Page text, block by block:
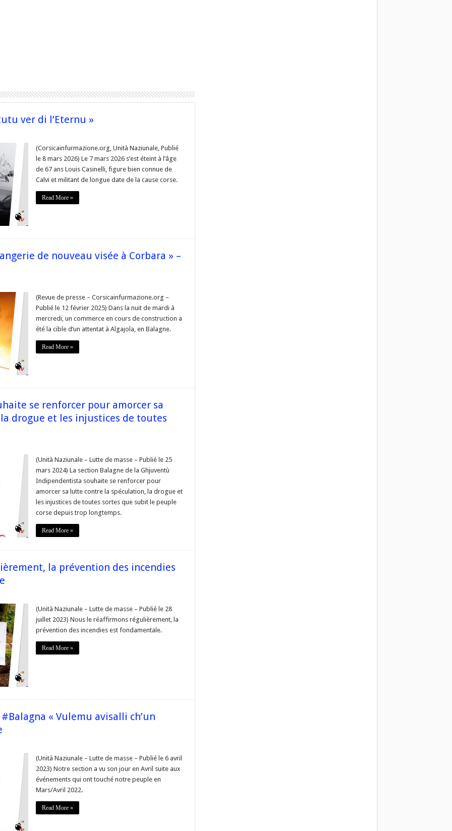
ver di l’Eternu »
(Corsicainfurmazione.org, Unità Naziunale, Publié
le 8 mars 2026) Le 7 mars 2026 s’est éteint à l’âge
de 67 ans Louis Casinelli, figure bien connue de
Calvi et militant de longue date de la cause corse.
Read More »
de nouveau visée à Corbara » –
»
(Revue de presse – Corsicainfurmazione.org –
Publié le 12 février 2025) Dans la nuit de mardi à
mercredi, un commerce en cours de construction a
été la cible d’un attentat à Algajola, en Balagne.
Read More »
se renforcer pour amorcer sa
drogue et les injustices de toutes
»
»
(Unità Naziunale – Lutte de masse – Publié le 25
mars 2024) La section Balagne de la Ghjuventù
Indipendentista souhaite se renforcer pour
amorcer sa lutte contre la spéculation, la drogue et
les injustices de toutes sortes que subit le peuple
corse depuis trop longtemps.
Read More »
la prévention des incendies
»
(Unità Naziunale – Lutte de masse – Publié le 28
juillet 2023) Nous le réaffirmons régulièrement, la
prévention des incendies est fondamentale.
Read More »
« Vulemu avisalli ch’un
(Unità Naziunale – Lutte de masse – Publié le 6 avril
2023) Notre section a vu son jour en Avril suite aux
événements qui ont touché notre peuple en
Mars/Avril 2022.
Read More »